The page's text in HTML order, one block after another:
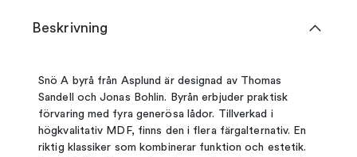
Beskrivning
Snö A byrå från Asplund är designad av Thomas
Sandell och Jonas Bohlin. Byrån erbjuder praktisk
förvaring med fyra generösa lådor. Tillverkad i
högkvalitativ MDF, finns den i flera färgalternativ. En
riktig klassiker som kombinerar funktion och estetik.